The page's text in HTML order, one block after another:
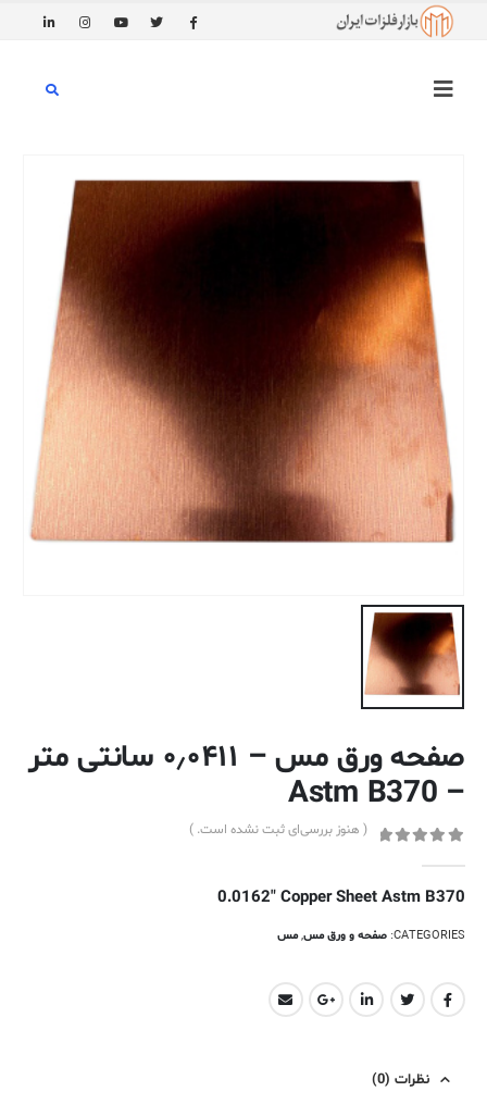
صفحه ورق مس – ۰٫۰۴۱۱ سانتی متر
– Astm B370
( هنوز بررسی‌ای ثبت نشده است. )
0.0162″ Copper Sheet Astm B370
CATEGORIES: صفحه و ورق مس,مس
نظرات (0)